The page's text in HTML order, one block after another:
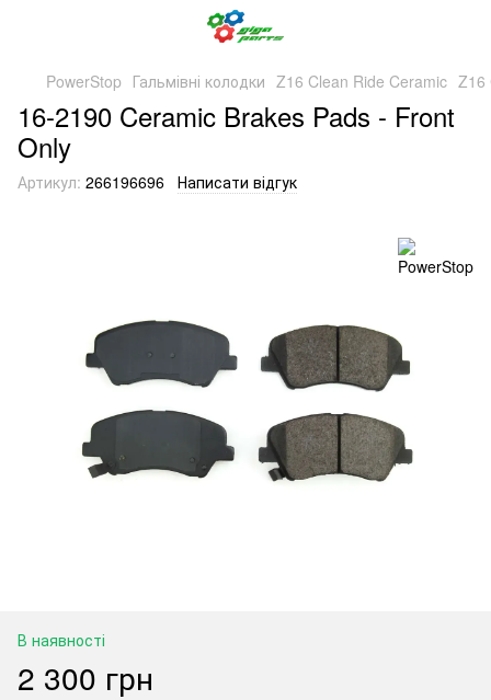
PowerStop Гальмівні колодки Z16 Clean Ride Ceramic Z16
16-2190 Ceramic Brakes Pads - Front
Only
Артикул: 266196696 Написати відгук
В наявності
2 300 грн